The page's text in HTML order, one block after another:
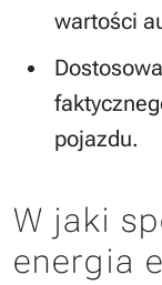
wartości
pojazdu.
W jaki
energia